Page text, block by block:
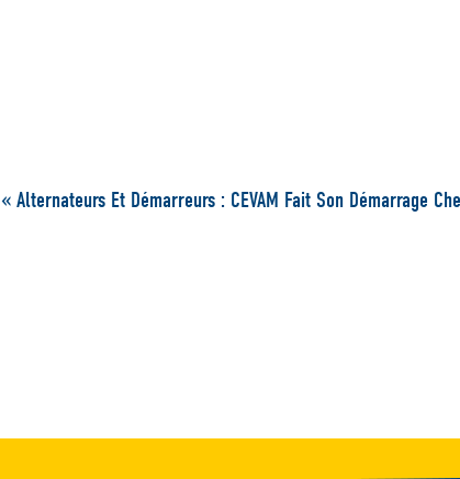
« Alternateurs Et Démarreurs : CEVAM Fait Son Démarrage